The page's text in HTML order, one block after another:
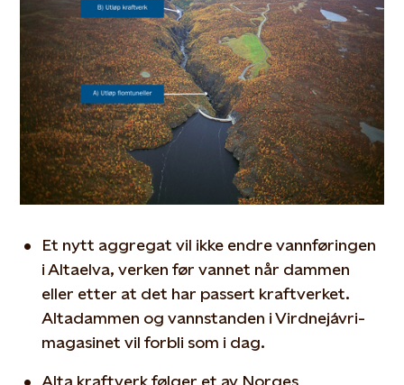
Et nytt aggregat vil ikke endre vannføringen
i Altaelva, verken før vannet når dammen
eller etter at det har passert kraftverket.
Altadammen og vannstanden i Virdnejávri-
magasinet vil forbli som i dag.
Alta kraftverk følger et av Norges